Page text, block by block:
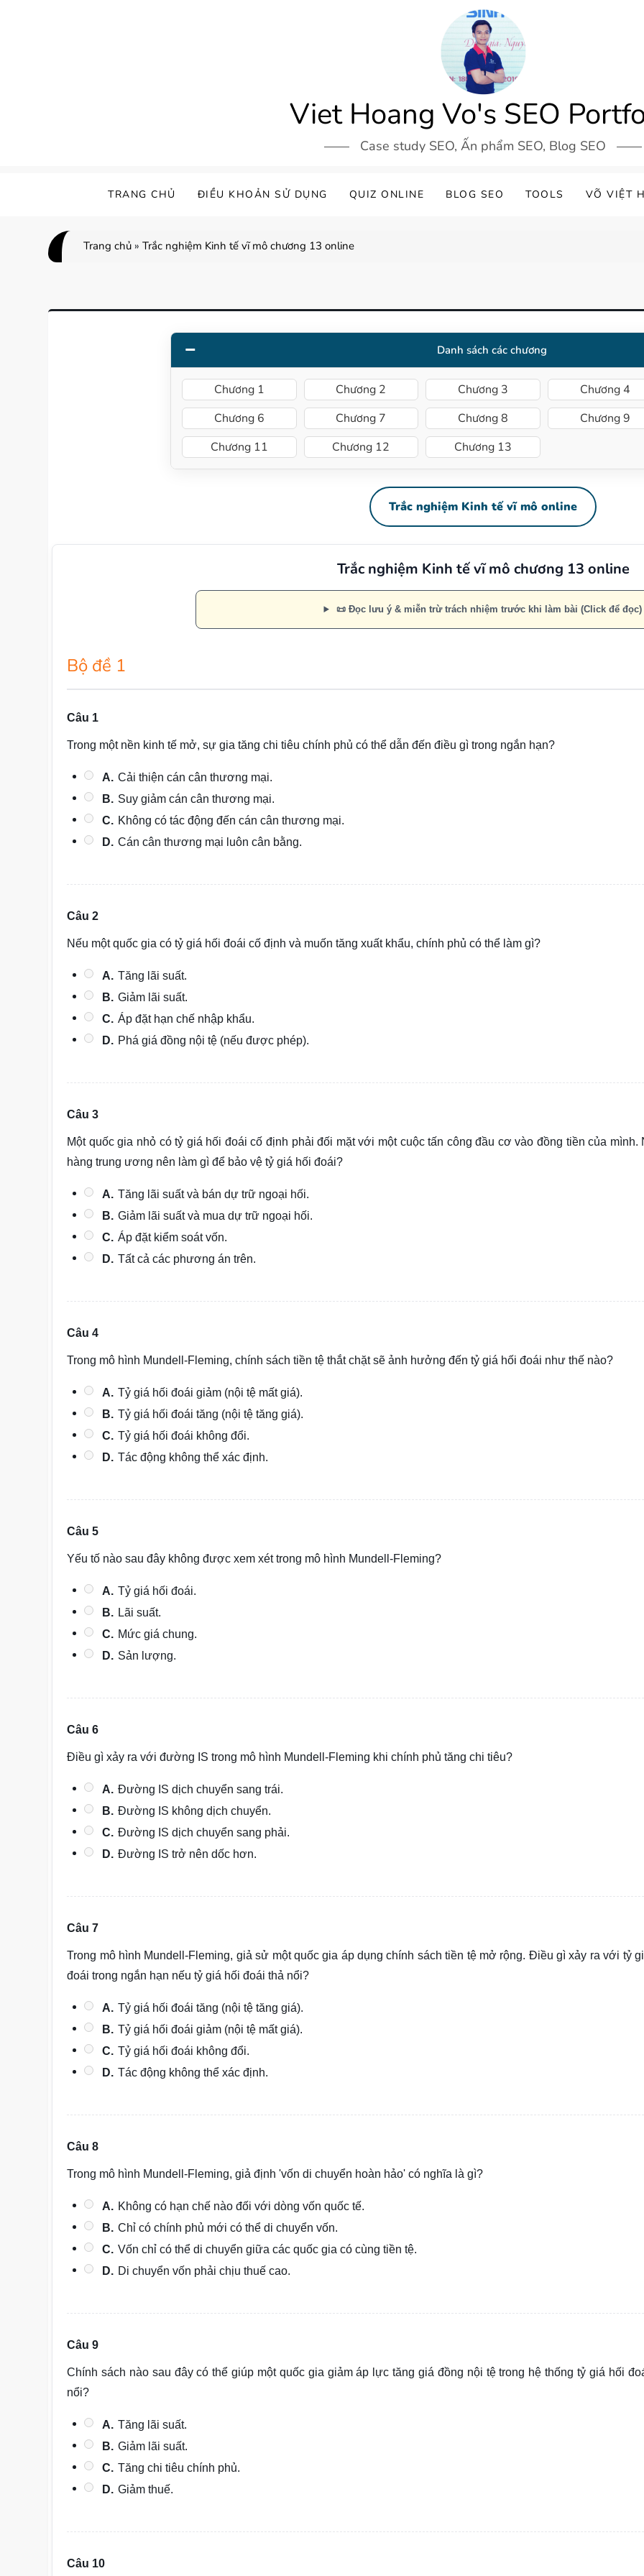
Viet Hoang Vo's SEO
Case study SEO, Ấn phẩm SEO, Blog SEO
TRANG CHỦ ĐIỀU KHOẢN SỬ DỤNG QUIZ ONLINE BLOG SEO TOOLS VÕ VIỆT
Trang chủ »Trắc nghiệm Kinh tế vĩ mô chương 13 online
Danh sách các chương
Chương 1 Chương 2 Chương 3
Chương 4
Chương 6
Chương 7 Chương 8
Chương 9
Chương 11
Chương 12 Chương 13
Trắc nghiệm Kinh tế vĩ mô online
Trắc nghiệm Kinh tế vĩ mô chương 13 online
📜 Đọc lưu ý & miễn trừ trách nhiệm trước khi làm bài (Click để đọc)
Bộ đề 1
Câu 1
Trong một nền kinh tế mở, sự gia tăng chi tiêu chính phủ có thể dẫn đến điều gì trong ngắn hạn?
A. Cải thiện cán cân thương mại.
B. Suy giảm cán cân thương mại.
C. Không có tác động đến cán cân thương mại.
D. Cán cân thương mại luôn cân bằng.
Câu 2
Nếu một quốc gia có tỷ giá hối đoái cố định và muốn tăng xuất khẩu, chính phủ có thể làm gì?
A. Tăng lãi suất.
B. Giảm lãi suất.
C. Áp đặt hạn chế nhập khẩu.
D. Phá giá đồng nội tệ (nếu được phép).
Câu 3
Một quốc gia nhỏ có tỷ giá hối đoái cố định phải đối mặt với một cuộc tấn công đầu cơ vào đồng tiền của mình.
hàng trung ương nên làm gì để bảo vệ tỷ giá hối đoái?
A. Tăng lãi suất và bán dự trữ ngoại hối.
B. Giảm lãi suất và mua dự trữ ngoại hối.
C. Áp đặt kiểm soát vốn.
D. Tất cả các phương án trên.
Câu 4
Trong mô hình Mundell-Fleming, chính sách tiền tệ thắt chặt sẽ ảnh hưởng đến tỷ giá hối đoái như thế nào?
A. Tỷ giá hối đoái giảm (nội tệ mất giá).
B. Tỷ giá hối đoái tăng (nội tệ tăng giá).
C. Tỷ giá hối đoái không đổi.
D. Tác động không thể xác định.
Câu 5
Yếu tố nào sau đây không được xem xét trong mô hình Mundell-Fleming?
A. Tỷ giá hối đoái.
B. Lãi suất.
C. Mức giá chung.
D. Sản lượng.
Câu 6
Điều gì xảy ra với đường IS trong mô hình Mundell-Fleming khi chính phủ tăng chi tiêu?
A. Đường IS dịch chuyển sang trái.
B. Đường IS không dịch chuyển.
C. Đường IS dịch chuyển sang phải.
D. Đường IS trở nên dốc hơn.
Câu 7
Trong mô hình Mundell-Fleming, giả sử một quốc gia áp dụng chính sách tiền tệ mở rộng. Điều gì xảy ra với tỷ
đoái trong ngắn hạn nếu tỷ giá hối đoái thả nổi?
A. Tỷ giá hối đoái tăng (nội tệ tăng giá).
B. Tỷ giá hối đoái giảm (nội tệ mất giá).
C. Tỷ giá hối đoái không đổi.
D. Tác động không thể xác định.
Câu 8
Trong mô hình Mundell-Fleming, giả định 'vốn di chuyển hoàn hảo' có nghĩa là gì?
A. Không có hạn chế nào đối với dòng vốn quốc tế.
B. Chỉ có chính phủ mới có thể di chuyển vốn.
C. Vốn chỉ có thể di chuyển giữa các quốc gia có cùng tiền tệ.
D. Di chuyển vốn phải chịu thuế cao.
Câu 9
Chính sách nào sau đây có thể giúp một quốc gia giảm áp lực tăng giá đồng nội tệ trong hệ thống tỷ giá hối
nổi?
A. Tăng lãi suất.
B. Giảm lãi suất.
C. Tăng chi tiêu chính phủ.
D. Giảm thuế.
Câu 10